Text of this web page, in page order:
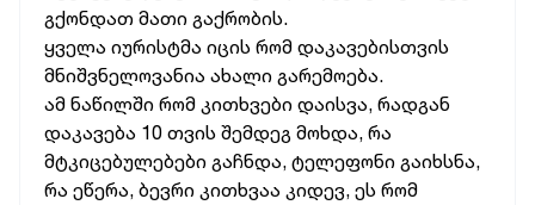
გქონდათ მათი გაქრობის.
ყველა იურისტმა იცის რომ დაკავებისთვის
მნიშვნელოვანია ახალი გარემოება.
ამ ნაწილში რომ კითხვები დაისვა, რადგან
დაკავება 10 თვის შემდეგ მოხდა, რა
მტკიცებულებები გაჩნდა, ტელეფონი გაიხსნა,
რა ეწერა, ბევრი კითხვაა კიდევ, ეს რომ